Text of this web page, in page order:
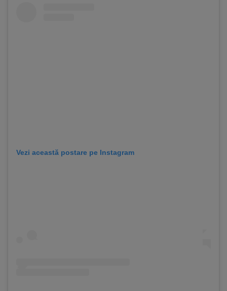
Vezi această postare pe Instagram